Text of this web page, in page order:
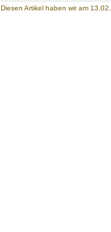
Diesen Artikel haben wir am